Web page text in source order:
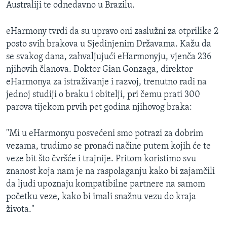
Australiji te odnedavno u Brazilu.
eHarmony tvrdi da su upravo oni zaslužni za otprilike 2
posto svih brakova u Sjedinjenim Državama. Kažu da
se svakog dana, zahvaljujući eHarmonyju, vjenča 236
njihovih članova. Doktor Gian Gonzaga, direktor
eHarmonya za istraživanje i razvoj, trenutno radi na
jednoj studiji o braku i obitelji, pri čemu prati 300
parova tijekom prvih pet godina njihovog braka:
"Mi u eHarmonyu posvećeni smo potrazi za dobrim
vezama, trudimo se pronaći načine putem kojih će te
veze bit što čvršće i trajnije. Pritom koristimo svu
znanost koja nam je na raspolaganju kako bi zajamčili
da ljudi upoznaju kompatibilne partnere na samom
početku veze, kako bi imali snažnu vezu do kraja
života."